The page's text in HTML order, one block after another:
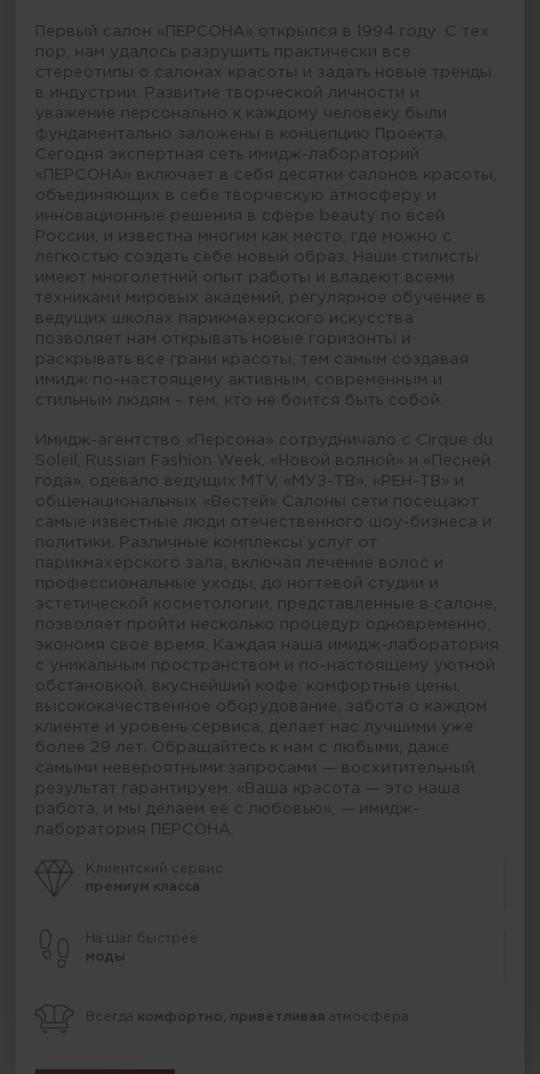
Первый салон «ПЕРСОНА» открылся в 1994 году. С тех
пор, нам удалось разрушить практически все
стереотипы о салонах красоты и задать новые тренды
в индустрии. Развитие творческой личности и
уважение персонально к каждому человеку были
фундаментально заложены в концепцию Проекта.
Сегодня экспертная сеть имидж-лабораторий
«ПЕРСОНА» включает в себя десятки салонов красоты,
объединяющих в себе творческую атмосферу и
инновационные решения в сфере beauty по всей
России, и известна многим как место, где можно с
легкостью создать себе новый образ. Наши стилисты
имеют многолетний опыт работы и владеют всеми
техниками мировых академий, регулярное обучение в
ведущих школах парикмахерского искусства
позволяет нам открывать новые горизонты и
раскрывать все грани красоты, тем самым создавая
имидж по-настоящему активным, современным и
стильным людям - тем, кто не боится быть собой.
Имидж-агентство «Персона» сотрудничало с Cirque du
Soleil, Russian Fashion Week, «Новой волной» и «Песней
года», одевало ведущих MTV, «МУЗ-ТВ», «РЕН-ТВ» и
общенациональных «Вестей» Салоны сети посещают
самые известные люди отечественного шоу-бизнеса и
политики. Различные комплексы услуг от
парикмахерского зала, включая лечение волос и
профессиональные уходы, до ногтевой студии и
эстетической косметологии, представленные в салоне,
позволяет пройти несколько процедур одновременно,
экономя свое время. Каждая наша имидж-лаборатория
с уникальным пространством и по-настоящему уютной
обстановкой, вкуснейший кофе, комфортные цены,
высококачественное оборудование, забота о каждом
клиенте и уровень сервиса, делает нас лучшими уже
более 29 лет. Обращайтесь к нам с любыми, даже
самыми невероятными запросами — восхитительный
результат гарантируем. «Ваша красота — это наша
работа, и мы делаем ее с любовью», — имидж-
лаборатория ПЕРСОНА.
Клиентский сервис
премиум класса
На шаг быстрее
моды
Всегда комфортно, приветливая атмосфера